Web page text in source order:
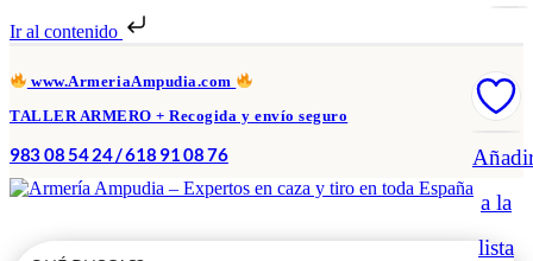
Ir al contenido
www.ArmeriaAmpudia.com
TALLER ARMERO + Recogida y envío seguro
983 08 54 24 / 618 91 08 76
a la
lista